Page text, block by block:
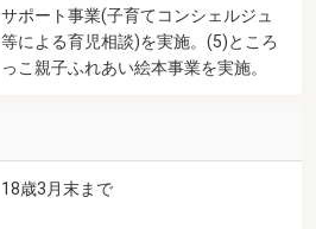
サポート事業(子育てコンシェルジュ
等による育児相談)を実施。(5)ところ
っこ親子ふれあい絵本事業を実施。
18歳3月末まで